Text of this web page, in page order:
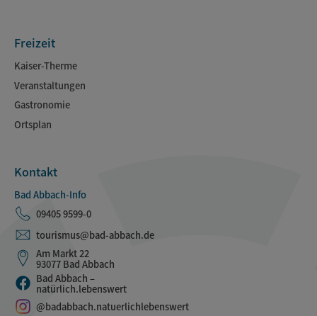
Freizeit
Kaiser-Therme
Veranstaltungen
Gastronomie
Ortsplan
Kontakt
Bad Abbach-Info
09405 9599-0
tourismus@bad-abbach.de
Am Markt 22
93077 Bad Abbach
Bad Abbach –
natürlich.lebenswert
@badabbach.natuerlichlebenswert